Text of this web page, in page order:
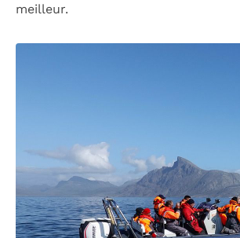
meilleur.